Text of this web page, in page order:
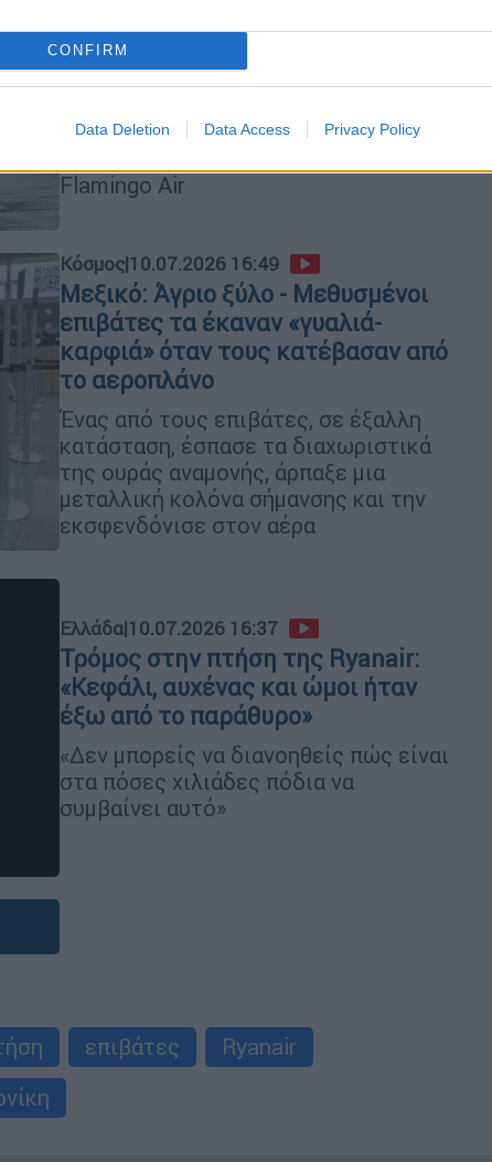
CONFIRM
Data Deletion Data Access Privacy Policy
νεκροί από τη συντριβή
αεροσκάφους λίγο πριν από την
προσγείωση
Δύο ατυχήματα σε μικρό χρονικό
Flamingo Air
Κόσμος|10.07.2026 16:49
Μεξικό: Άγριο ξύλο - Μεθυσμένοι
επιβάτες τα έκαναν «γυαλιά-
καρφιά» όταν τους κατέβασαν από
το αεροπλάνο
Ένας από τους επιβάτες, σε έξαλλη
κατάσταση, έσπασε τα διαχωριστικά
της ουράς αναμονής, άρπαξε μια
μεταλλική κολόνα σήμανσης και την
εκσφενδόνισε στον αέρα
Ελλάδα|10.07.2026 16:37
Τρόμος στην πτήση της Ryanair:
«Κεφάλι, αυχένας και ώμοι ήταν
έξω από το παράθυρο»
«Δεν μπορείς να διανοηθείς πώς είναι
στα πόσες χιλιάδες πόδια να
συμβαίνει αυτό»
επιβάτες
Ryanair